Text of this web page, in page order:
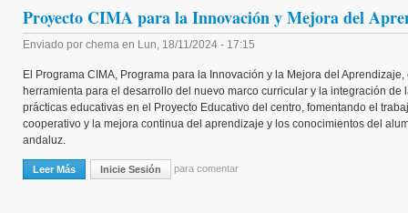
Proyecto CIMA para la Innovación y Mejora del
Enviado por chema en Lun, 18/11/2024 - 17:15
El Programa CIMA, Programa para la Innovación y la Mejora del Aprendizaje,
herramienta para el desarrollo del nuevo marco curricular y la integración de
prácticas educativas en el Proyecto Educativo del centro, fomentando el
cooperativo y la mejora continua del aprendizaje y los conocimientos del
andaluz.
Leer Más Sobre Proyecto CIMA Para La Innovación Y Mejora Del Aprendizaje.
Inicie Sesión para comentar